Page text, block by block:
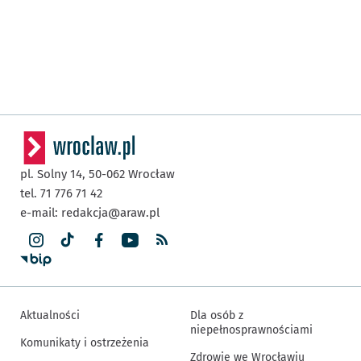
pl. Solny 14, 50-062 Wrocław
tel. 71 776 71 42
e-mail: redakcja@araw.pl
Aktualności
Komunikaty i ostrzeżenia
Dla osób z
niepełnosprawnościami
Zdrowie we Wrocławiu